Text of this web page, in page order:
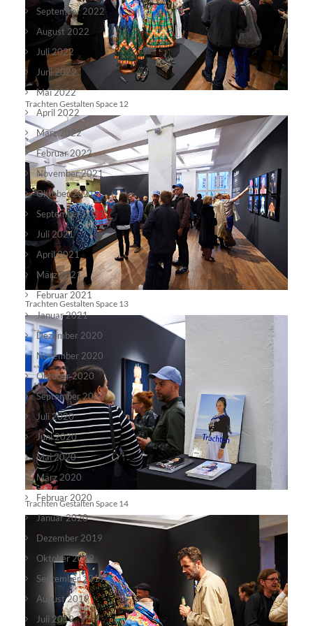
Trachten Gestalten Space 12
Trachten Gestalten Space 13
Trachten Gestalten Space 14
September 2022
August 2022
Juli 2022
Juni 2022
Mai 2022
April 2022
März 2022
Februar 2022
November 2021
Oktober 2021
September 2021
Juli 2021
April 2021
März 2021
Februar 2021
Januar 2021
Dezember 2020
November 2020
Oktober 2020
September 2020
Juli 2020
Juni 2020
Mai 2020
März 2020
Februar 2020
Januar 2020
Dezember 2019
Oktober 2019
September 2019
August 2019
Juli 2019